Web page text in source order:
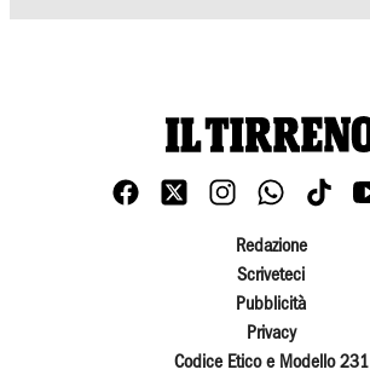
Redazione
Scriveteci
Pubblicità
Privacy
Codice Etico e Modello 231